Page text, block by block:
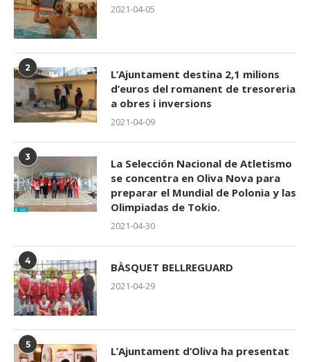
2021-04-05
2
L’Ajuntament destina 2,1 milions
d’euros del romanent de tresoreria
a obres i inversions
2021-04-09
3
La Selección Nacional de Atletismo
se concentra en Oliva Nova para
preparar el Mundial de Polonia y las
Olimpiadas de Tokio.
2021-04-30
4 BÀSQUET BELLREGUARD
2021-04-29
5
L’Ajuntament d’Oliva ha presentat